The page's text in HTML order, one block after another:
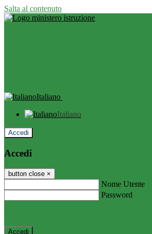
Salta al contenuto
Italiano
Italiano
Accedi
Accedi
button close ×
Nome Utente
Password